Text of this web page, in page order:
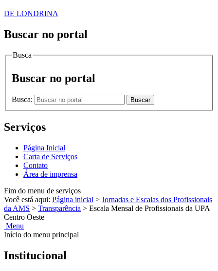
DE LONDRINA
Buscar no portal
Busca
Buscar no portal
Busca: Buscar
Serviços
Página Inicial
Carta de Serviços
Contato
Área de imprensa
Fim do menu de serviços
Você está aqui: Página inicial > Jornadas e Escalas dos Profissionais
da AMS > Transparência > Escala Mensal de Profissionais da UPA
Centro Oeste
Menu
Início do menu principal
Institucional